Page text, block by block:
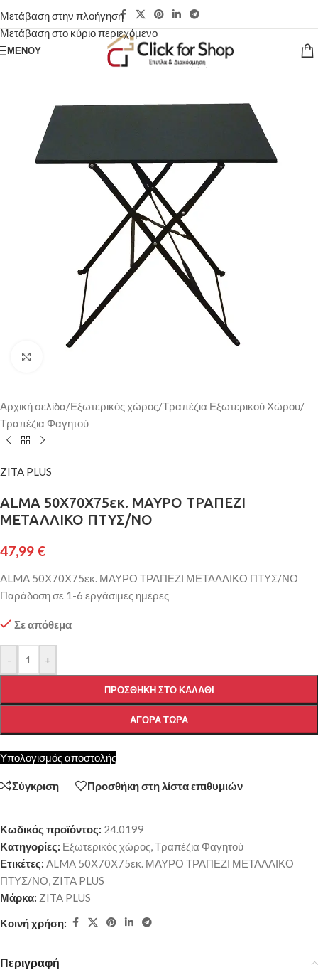
Μετάβαση στην πλοήγηση
Μετάβαση στο κύριο περιεχόμενο
ΜΕΝΟΎ
Αρχική σελίδα/Εξωτερικός χώρος/Τραπέζια Εξωτερικού Χώρου/
Τραπέζια Φαγητού
ZITA PLUS
ALMA 50Χ70Χ75εκ. ΜΑΥΡΟ ΤΡΑΠΕΖΙ
ΜΕΤΑΛΛΙΚΟ ΠΤΥΣ/ΝΟ
47,99 €
ALMA 50Χ70Χ75εκ. ΜΑΥΡΟ ΤΡΑΠΕΖΙ ΜΕΤΑΛΛΙΚΟ ΠΤΥΣ/ΝΟ
Παράδοση σε 1-6 εργάσιμες ημέρες
Σε απόθεμα
- +
ΠΡΟΣΘΉΚΗ ΣΤΟ ΚΑΛΆΘΙ
ΑΓΟΡΆ ΤΏΡΑ
Υπολογισμός αποστολής
Σύγκριση Προσθήκη στη λίστα επιθυμιών
Κωδικός προϊόντος: 24.0199
Κατηγορίες: Εξωτερικός χώρος,Τραπέζια Φαγητού
Ετικέτες: ALMA 50Χ70Χ75εκ. ΜΑΥΡΟ ΤΡΑΠΕΖΙ ΜΕΤΑΛΛΙΚΟ
ΠΤΥΣ/ΝΟ, ZITA PLUS
Μάρκα: ZITA PLUS
Κοινή χρήση:
Περιγραφή